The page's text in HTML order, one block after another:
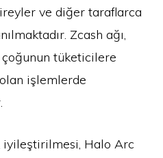
ve diğer taraflarca
Zcash ağı,
tüketicilere
işlemlerde
Halo Arc